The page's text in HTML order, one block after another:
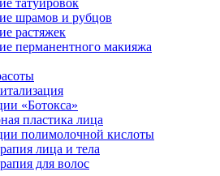
татуировок
шрамов и рубцов
растяжек
перманентного макияжа
«Ботокса»
пластика лица
полимолочной кислоты
лица и тела
для волос